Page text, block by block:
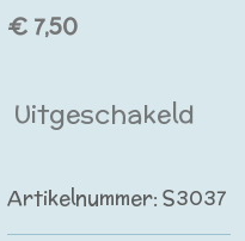
€ 7,50
Uitgeschakeld
Artikelnummer: S3037